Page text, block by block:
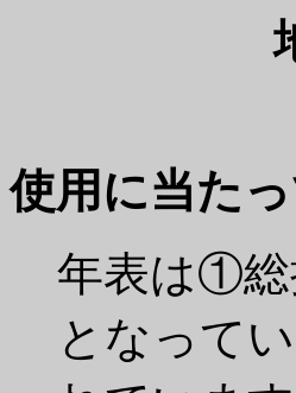
使用に当た
年表は①
となって